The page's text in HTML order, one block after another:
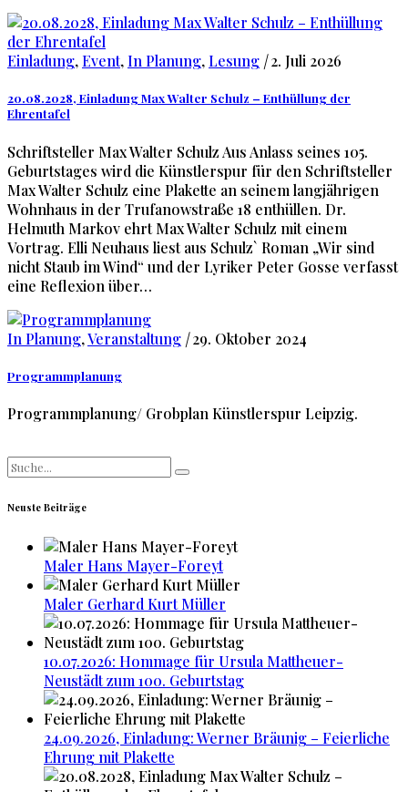
Einladung,Event, In Planung, Lesung | 2. Juli 2026
20.08.2028, Einladung Max Walter Schulz – Enthüllung der
Ehrentafel
Schriftsteller Max Walter Schulz Aus Anlass seines 105.
Geburtstages wird die Künstlerspur für den Schriftsteller
Max Walter Schulz eine Plakette an seinem langjährigen
Wohnhaus in der Trufanowstraße 18 enthüllen. Dr.
Helmuth Markov ehrt Max Walter Schulz mit einem
Vortrag. Elli Neuhaus liest aus Schulz` Roman „Wir sind
nicht Staub im Wind“ und der Lyriker Peter Gosse verfasst
eine Reflexion über…
In Planung,Veranstaltung | 29. Oktober 2024
Programmplanung
Programmplanung/ Grobplan Künstlerspur Leipzig.
Search
Neuste Beiträge
Maler Hans Mayer-Foreyt
Maler Gerhard Kurt Müller
10.07.2026: Hommage für Ursula Mattheuer-
Neustädt zum 100. Geburtstag
24.09.2026, Einladung: Werner Bräunig – Feierliche
Ehrung mit Plakette